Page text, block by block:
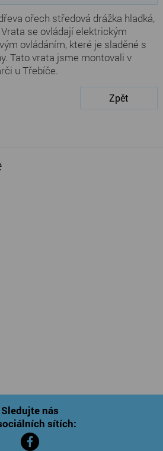
ořech středová drážka hladká,
se ovládají elektrickým
ovládáním, které je sladěné s
Tato vrata jsme montovali v
u Třebíče.
Zpět
Sledujte nás
sítích: